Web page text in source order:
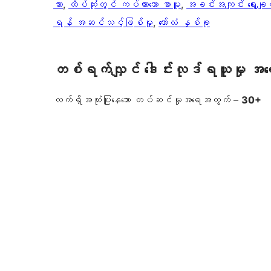
ဘား, ထိပ်ဆုံးတွင် ကပ်ထားသော စာမူ, အခင်းအကျင်း ရွေးချ
ရန် အဆင်သင့်ဖြစ်မှု, ကော်လံ နှစ်ခု
တစ်ရက်လျှင် ဒေါင်းလုဒ်ရယူမှု
လက်ရှိအသုံးပြုနေသော တပ်ဆင်မှုအရေအတွက် – 30+